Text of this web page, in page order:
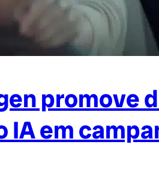
promove
IA em